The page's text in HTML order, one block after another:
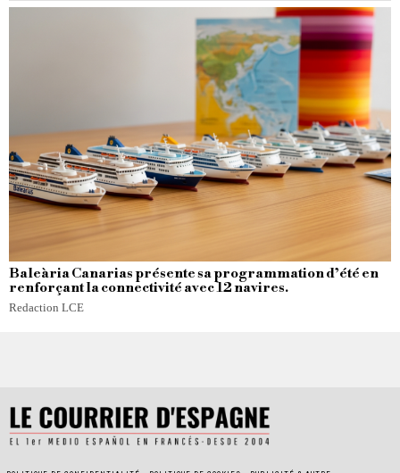
Baleària Canarias présente sa programmation d’été en
renforçant la connectivité avec 12 navires.
Redaction LCE